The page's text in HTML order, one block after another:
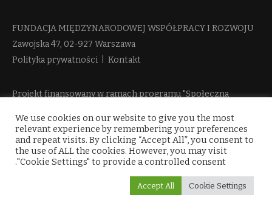
FUNDACJA MIĘDZYNARODOWEJ WSPÓŁPRACY I ROZWOJU​
Zawojska 47, 02-927 Warszawa
Polityka prywatności
Kontakt
Projekt finansowany w ramach programu "Społeczna
więcej informacji
We use cookies on our website to give you the most
relevant experience by remembering your preferences
and repeat visits. By clicking “Accept All”, you consent to
the use of ALL the cookies. However, you may visit
"Cookie Settings" to provide a controlled consent.
Cookie Settings
Accept All